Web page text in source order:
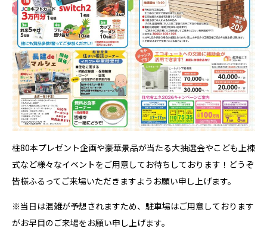
柱80本プレゼント企画や豪華景品が当たる大抽選会やこども上棟
式など様々なイベントをご用意してお待ちしております！どうぞ
皆様ふるってご来場いただきますようお願い申し上げます。
※当日は混雑が予想されますため、駐車場はご用意しております
がお早目のご来場をお願い申し上げます。